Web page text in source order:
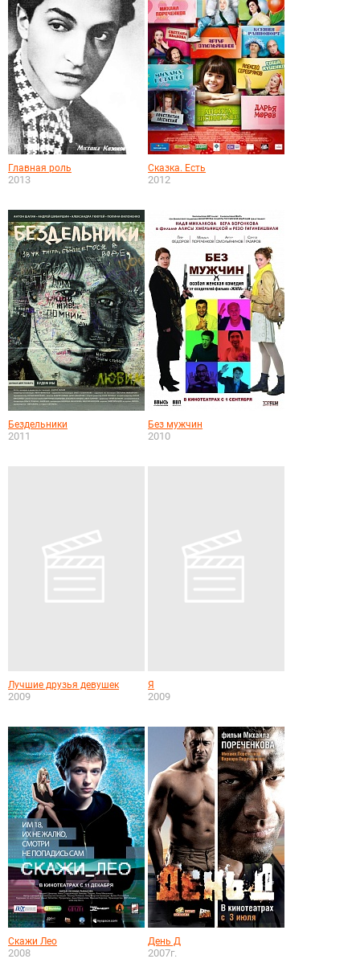
Главная роль
2013
Сказка. Есть
2012
Бездельники
2011
Без мужчин
2010
Лучшие друзья девушек
2009
Я
2009
Скажи Лео
2008
День Д
2007г.